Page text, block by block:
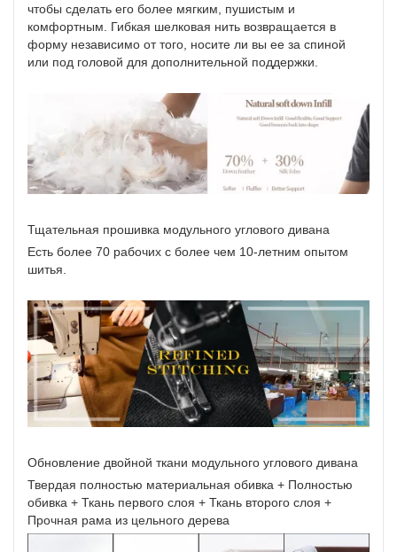
чтобы сделать его более мягким, пушистым и
комфортным. Гибкая шелковая нить возвращается в
форму независимо от того, носите ли вы ее за спиной
или под головой для дополнительной поддержки.
Тщательная прошивка модульного углового дивана
Есть более 70 рабочих с более чем 10-летним опытом
шитья.
Обновление двойной ткани модульного углового дивана
Твердая полностью материальная обивка + Полностью
обивка + Ткань первого слоя + Ткань второго слоя +
Прочная рама из цельного дерева